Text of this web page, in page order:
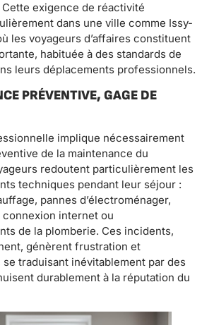
exigence de réactivité
dans une ville comme Issy-
les voyageurs d’affaires constituent
habituée à des standards de
leurs déplacements professionnels.
PRÉVENTIVE, GAGE DE
implique nécessairement
de la maintenance du
redoutent particulièrement les
techniques pendant leur séjour :
pannes d’électroménager,
internet ou
de la plomberie. Ces incidents,
génèrent frustration et
traduisant inévitablement par des
durablement à la réputation du